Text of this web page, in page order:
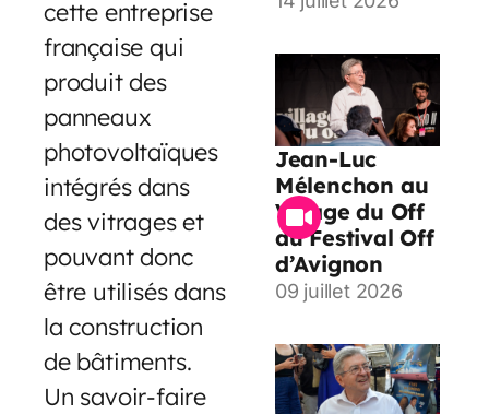
cette entreprise
française qui
produit des
panneaux
photovoltaïques
intégrés dans
des vitrages et
pouvant donc
être utilisés dans
la construction
de bâtiments.
Un savoir-faire
Jean-Luc
Mélenchon au
Village du Off
du Festival Off
d’Avignon
09 juillet 2026